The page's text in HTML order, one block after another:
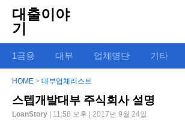
대출이야
기
1금융 대부 업체명단 기타
HOME > 대부업체리스트
스텝개발대부 주식회사 설명
LoanStory | 11:58 오후 | 2017년 9월 24일